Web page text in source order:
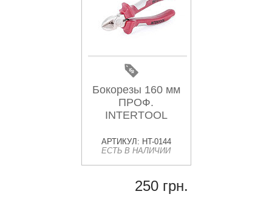
Бокорезы 160 мм
ПРОФ.
INTERTOOL
АРТИКУЛ: HT-0144
ЕСТЬ В НАЛИЧИИ
250 грн.